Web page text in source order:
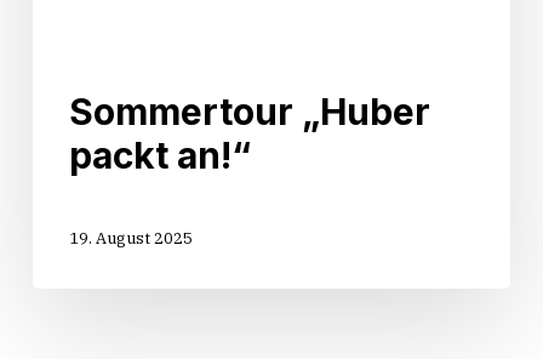
Sommertour „Huber
packt an!“
19. August 2025